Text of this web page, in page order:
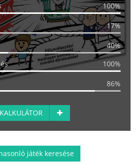
100%
17%
40%
100%
86%
játék keresése